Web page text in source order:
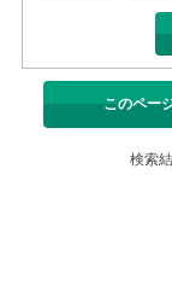
このペー
検索